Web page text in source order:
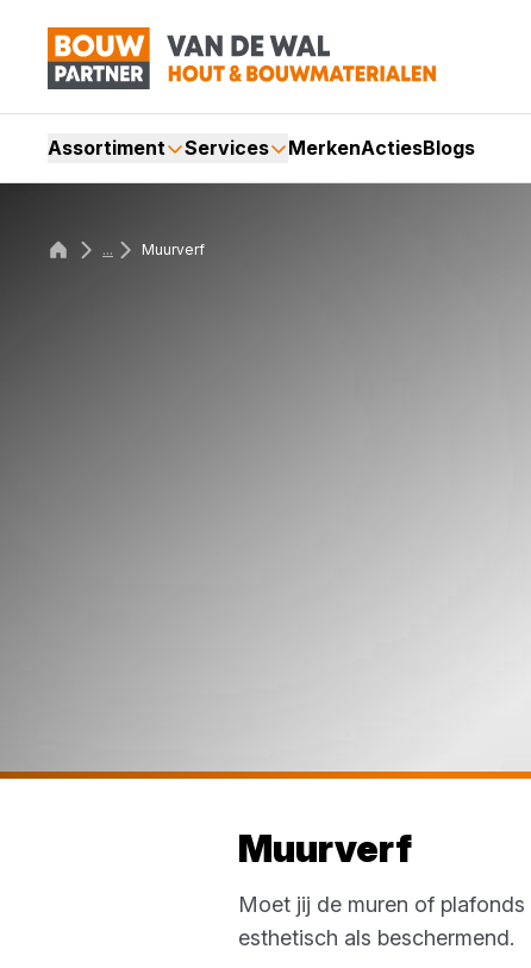
Assortiment Services MerkenActiesBlogs
... Muurverf
Muurverf
Moet jij de muren of
esthetisch als beschermend.